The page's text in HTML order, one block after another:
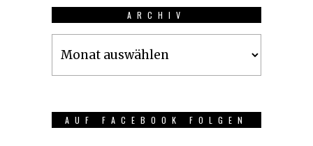
ARCHIV
AUF FACEBOOK FOLGEN